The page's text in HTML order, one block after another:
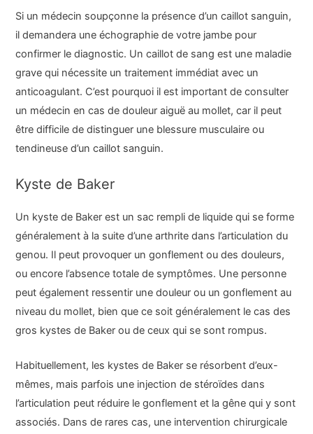
Si un médecin soupçonne la présence d’un caillot sanguin,
il demandera une échographie de votre jambe pour
confirmer le diagnostic. Un caillot de sang est une maladie
grave qui nécessite un traitement immédiat avec un
anticoagulant. C’est pourquoi il est important de consulter
un médecin en cas de douleur aiguë au mollet, car il peut
être difficile de distinguer une blessure musculaire ou
tendineuse d’un caillot sanguin.
Kyste de Baker
Un kyste de Baker est un sac rempli de liquide qui se forme
généralement à la suite d’une arthrite dans l’articulation du
genou. Il peut provoquer un gonflement ou des douleurs,
ou encore l’absence totale de symptômes. Une personne
peut également ressentir une douleur ou un gonflement au
niveau du mollet, bien que ce soit généralement le cas des
gros kystes de Baker ou de ceux qui se sont rompus.
Habituellement, les kystes de Baker se résorbent d’eux-
mêmes, mais parfois une injection de stéroïdes dans
l’articulation peut réduire le gonflement et la gêne qui y sont
associés. Dans de rares cas, une intervention chirurgicale